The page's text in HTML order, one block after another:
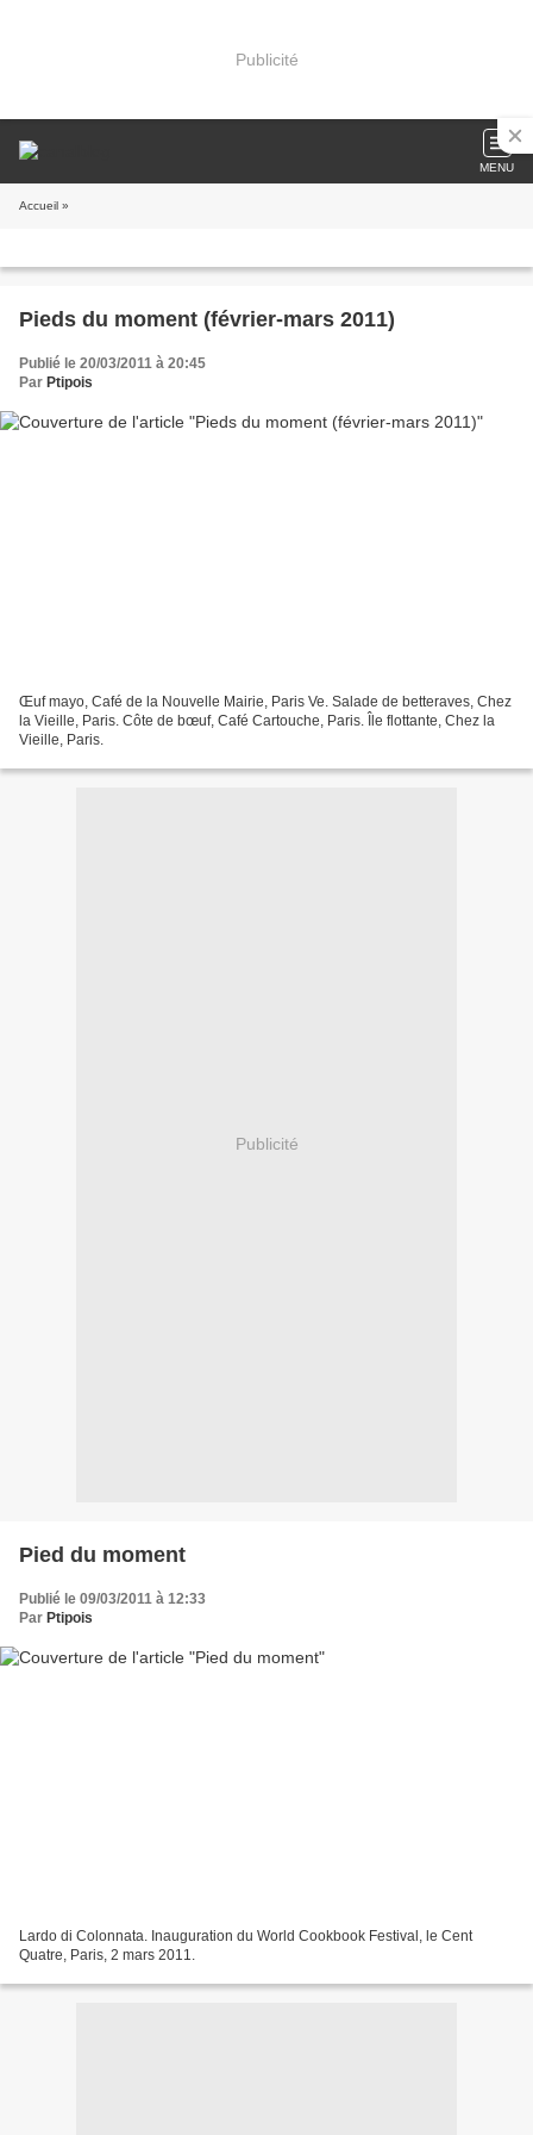
Publicité
MENU
Accueil »
Pieds du moment (février-mars 2011)
Publié le 20/03/2011 à 20:45
Par Ptipois
Œuf mayo, Café de la Nouvelle Mairie, Paris Ve. Salade de betteraves, Chez
la Vieille, Paris. Côte de bœuf, Café Cartouche, Paris. Île flottante, Chez la
Vieille, Paris.
Publicité
Pied du moment
Publié le 09/03/2011 à 12:33
Par Ptipois
Lardo di Colonnata. Inauguration du World Cookbook Festival, le Cent
Quatre, Paris, 2 mars 2011.